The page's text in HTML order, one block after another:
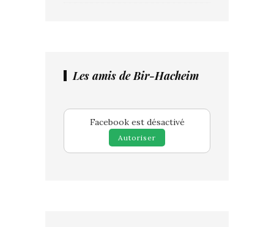
Les amis de Bir-Hacheim
Facebook est désactivé
Autoriser